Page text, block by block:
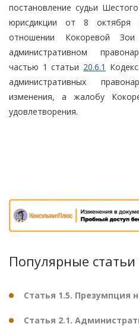
постановление судьи
юрисдикции от 8 октября
отношении Кокоревой
административном
частью 1 статьи 20.6.1
административных
изменения, а жалобу
удовлетворения.
Популярные статьи
Статья 1.5. Презумпция
Статья 2.1.